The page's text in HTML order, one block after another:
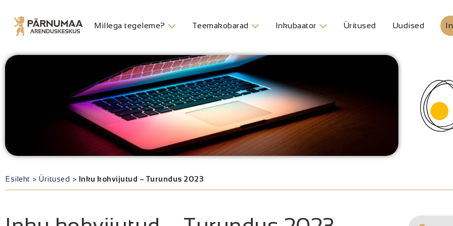
Millega tegeleme? Teemakobarad Inkubaator Üritused Uudised
Esileht > Üritused > Inku kohvijutud – Turundus 2023